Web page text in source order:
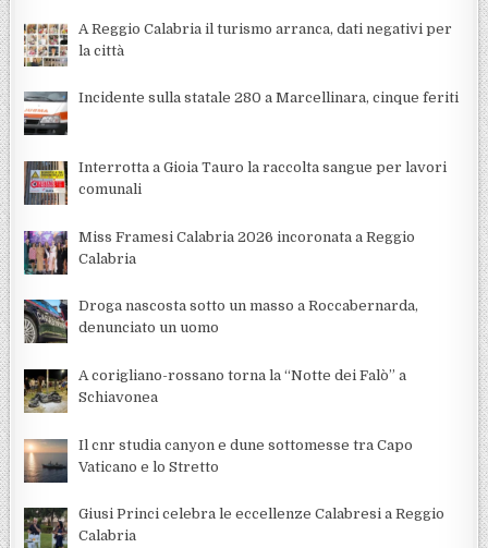
A Reggio Calabria il turismo arranca, dati negativi per
la città
Incidente sulla statale 280 a Marcellinara, cinque feriti
Interrotta a Gioia Tauro la raccolta sangue per lavori
comunali
Miss Framesi Calabria 2026 incoronata a Reggio
Calabria
Droga nascosta sotto un masso a Roccabernarda,
denunciato un uomo
A corigliano-rossano torna la “Notte dei Falò” a
Schiavonea
Il cnr studia canyon e dune sottomesse tra Capo
Vaticano e lo Stretto
Giusi Princi celebra le eccellenze Calabresi a Reggio
Calabria